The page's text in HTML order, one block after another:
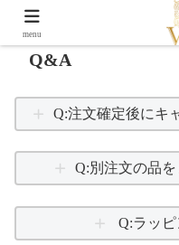
Q&A
Q:注文確定後にキ
Q:別注文の品
Q:ラッ
menu